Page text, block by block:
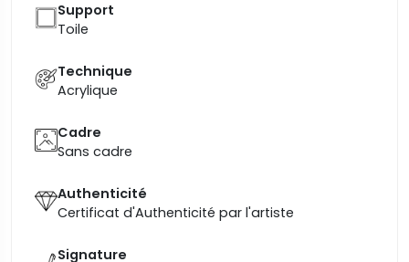
Support
Toile
Technique
Acrylique
Cadre
Sans cadre
Authenticité
Certificat d'Authenticité par l'artiste
Signature